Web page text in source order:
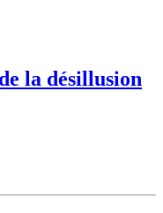
la désillusion